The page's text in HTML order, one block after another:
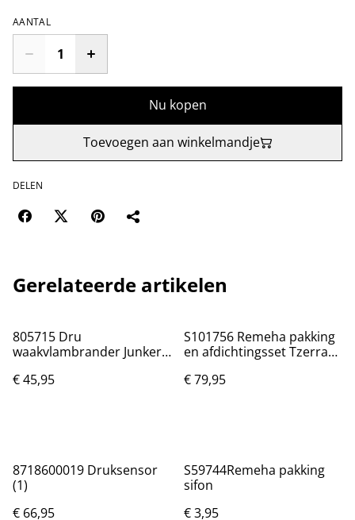
AANTAL
Nu kopen
Toevoegen aan winkelmandje
DELEN
Gerelateerde artikelen
805715 Dru
waakvlambrander Junkers
€ 45,95
S101756 Remeha pakking
en afdichtingsset Tzerra
€ 79,95
8718600019 Druksensor
(1)
€ 66,95
S59744Remeha pakking
sifon
€ 3,95